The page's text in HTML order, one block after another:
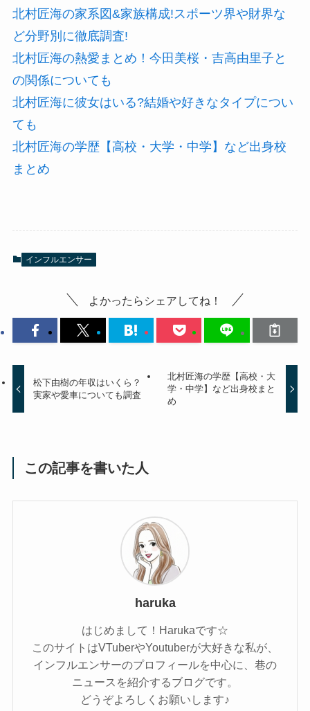
北村匠海の家系図&家族構成!スポーツ界や財界な
ど分野別に徹底調査!
北村匠海の熱愛まとめ！今田美桜・吉高由里子と
の関係についても
北村匠海に彼女はいる?結婚や好きなタイプについ
ても
北村匠海の学歴【高校・大学・中学】など出身校
まとめ
インフルエンサー
よかったらシェアしてね！
松下由樹の年収はいくら？
実家や愛車についても調査
北村匠海の学歴【高校・大
学・中学】など出身校まと
め
この記事を書いた人
haruka
はじめまして！Harukaです☆
このサイトはVTuberやYoutuberが大好きな私が、
インフルエンサーのプロフィールを中心に、巷の
ニュースを紹介するブログです。
どうぞよろしくお願いします♪